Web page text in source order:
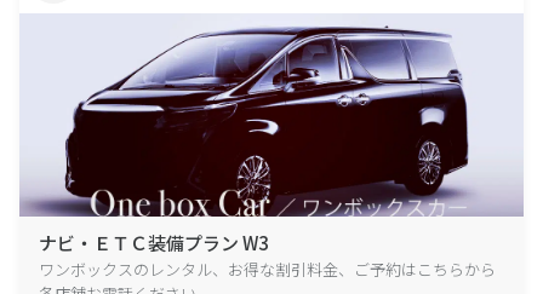
ナビ・ＥＴＣ装備プラン W3
ワンボックスのレンタル、お得な割引料金、ご予約はこちらから